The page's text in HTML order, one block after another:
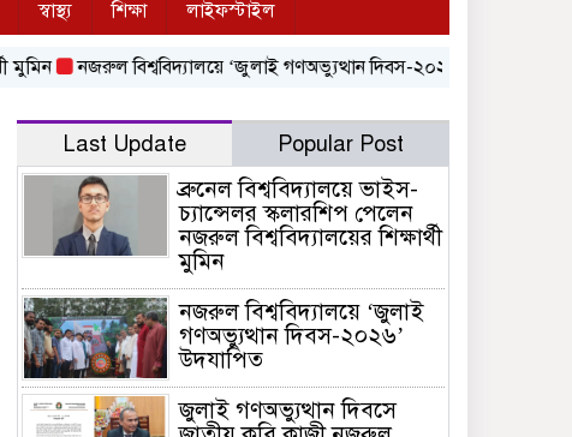
স্বাস্থ্য শিক্ষা লাইফস্টাইল
নজরুল বিশ্ববিদ্যালয়ে ‘জুলাই গণঅভ্যুত্থান দিবস-২০২৬’ উদযাপিত
Last Update Popular Post
ব্রুনেল বিশ্ববিদ্যালয়ে ভাইস-
চ্যান্সেলর স্কলারশিপ পেলেন
নজরুল বিশ্ববিদ্যালয়ের শিক্ষার্থী
মুমিন
নজরুল বিশ্ববিদ্যালয়ে ‘জুলাই
গণঅভ্যুত্থান দিবস-২০২৬’
উদযাপিত
জুলাই গণঅভ্যুত্থান দিবসে